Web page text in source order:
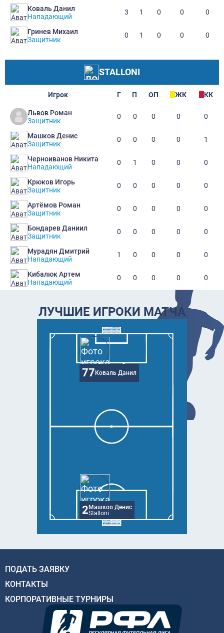
Коваль Данил
Нападающий
3 1 0 0 0
Гринев Михаил
Защитник
0 1 0 0 0
STALLONI
Игрок Г П ОП ЖК КК
Львов Роман
Защитник
0 0 0 0 0
Машков Денис
Защитник
0 0 0 0 1
Черноиванов Никита
Нападающий
0 1 0 0 0
Крюков Игорь
Защитник
0 0 0 0 0
Артёмов Роман
Защитник
0 0 0 0 0
Бондарев Даниил
Защитник
0 0 0 0 0
Мурадян Дмитрий
Нападающий
1 0 0 0 0
Кибалюк Артем
Нападающий
0 0 0 0 0
ЛУЧШИЕ ИГРОКИ МАТЧА
77Коваль Данил
2Машков Денис
Stalloni
ПОДАТЬ ЗАЯВКУ
КОНТАКТЫ
КОРПОРАТИВНЫЕ ТУРНИРЫ